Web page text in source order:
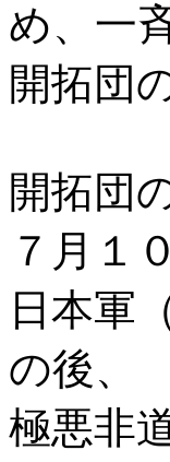
め、一
開拓団
開拓団
７月１
日本軍
の後、
極悪非